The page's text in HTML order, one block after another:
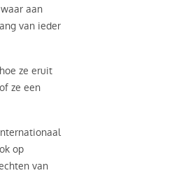
aan
van ieder
ze eruit
ze een
op
van